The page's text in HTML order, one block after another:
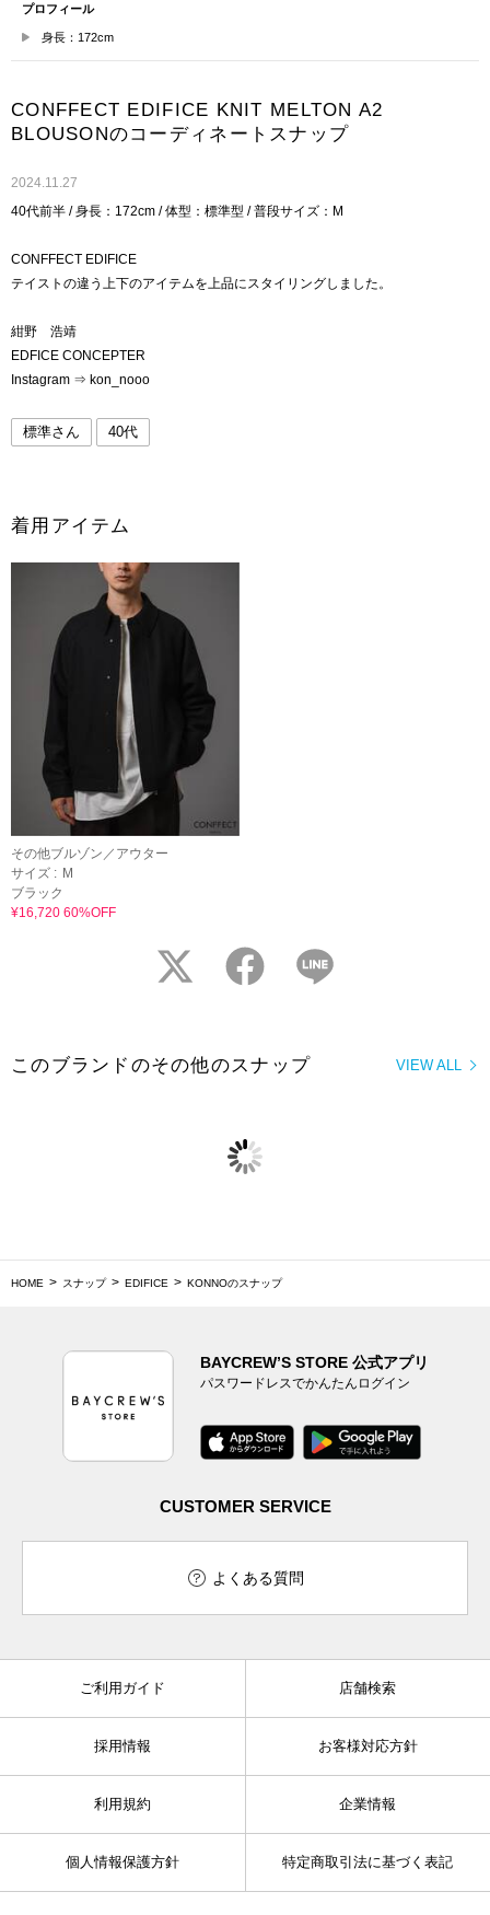
プロフィール
身長：172cm
CONFFECT EDIFICE KNIT MELTON A2
BLOUSONのコーディネートスナップ
2024.11.27
40代前半 / 身長：172cm / 体型：標準型 / 普段サイズ：M
CONFFECT EDIFICE
テイストの違う上下のアイテムを上品にスタイリングしました。
紺野 浩靖
EDFICE CONCEPTER
Instagram ⇒ kon_nooo
標準さん 40代
着用アイテム
その他ブルゾン／アウター
サイズ : M
ブラック
¥16,720 60%OFF
twitter facebook
VIEW ALL
このブランドのその他のスナップ
HOME スナップ EDIFICE KONNOのスナップ
BAYCREW’S STORE 公式アプリ
パスワードレスでかんたんログイン
CUSTOMER SERVICE
よくある質問
ご利用ガイド 店舗検索
採用情報 お客様対応方針
利用規約 企業情報
個人情報保護方針 特定商取引法に基づく表記